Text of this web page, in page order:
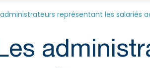
administrateurs représentant les salariés